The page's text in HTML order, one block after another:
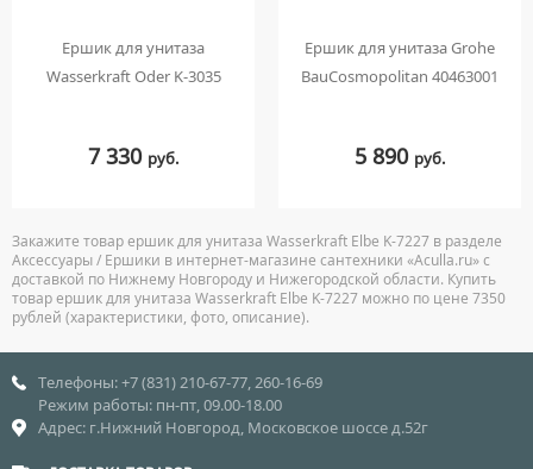
Ершик для унитаза
Wasserkraft Oder K-3035
7 330 руб.
Ершик для унитаза Grohe
BauCosmopolitan 40463001
5 890 руб.
Закажите товар ершик для унитаза Wasserkraft Elbe K-7227 в разделе
Аксессуары / Ершики в интернет-магазине сантехники «Aculla.ru» с
доставкой по Нижнему Новгороду и Нижегородской области. Купить
товар ершик для унитаза Wasserkraft Elbe K-7227 можно по цене 7350
рублей (характеристики, фото, описание).
Телефоны: +7 (831) 210-67-77, 260-16-69
Режим работы: пн-пт, 09.00-18.00
Адрес: г.Нижний Новгород, Московское шоссе д.52г